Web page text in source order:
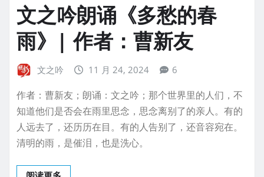
文之吟朗诵《多愁的春
雨》| 作者：曹新友
文之吟 11 月 24, 2024 6
作者：曹新友；朗诵：文之吟；那个世界里的人们，不
知道他们是否会在雨里思念，思念离别了的亲人。有的
人远去了，还历历在目。有的人告别了，还音容宛在。
清明的雨，是催泪，也是洗心。